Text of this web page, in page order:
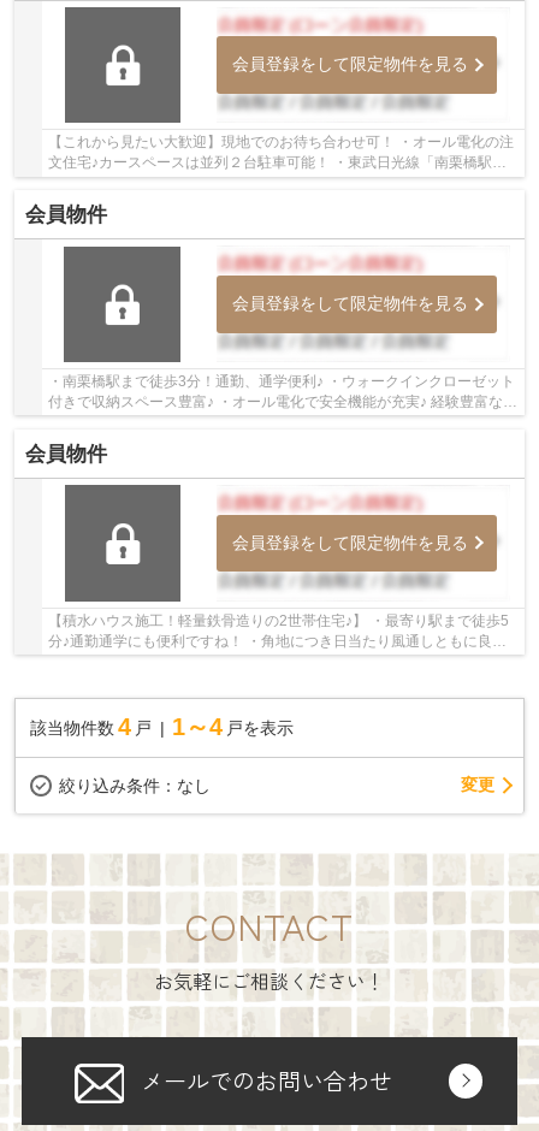
会員登録をして限定物件を見る
【これから見たい大歓迎】現地でのお待ち合わせ可！ ・オール電化の注
文住宅♪カースペースは並列２台駐車可能！ ・東武日光線「南栗橋駅」
徒歩８分！小屋根裏収納あり！ いつでもお...
会員物件
会員登録をして限定物件を見る
・南栗橋駅まで徒歩3分！通勤、通学便利♪ ・ウォークインクローゼット
付きで収納スペース豊富♪ ・オール電化で安全機能が充実♪ 経験豊富なキ
会員物件
会員登録をして限定物件を見る
【積水ハウス施工！軽量鉄骨造りの2世帯住宅♪】 ・最寄り駅まで徒歩5
分♪通勤通学にも便利ですね！ ・角地につき日当たり風通しともに良好♪
該当物件数 4 戸 1～4 戸を表示
絞り込み条件： なし 変更
CONTACT
お気軽にご相談ください！
メールでのお問い合わせ